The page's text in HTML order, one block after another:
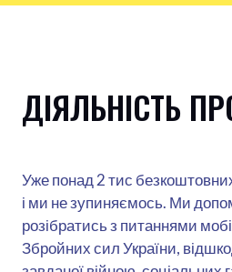
ДІЯЛЬНІСТЬ
Уже понад 2 тис
і ми не зупиняємось. Ми
розібратись з питаннями
Збройних сил України,